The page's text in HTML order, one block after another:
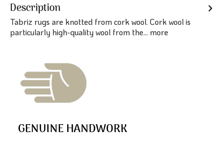
Description
Tabriz rugs are knotted from cork wool. Cork wool is
particularly high-quality wool from the... more
GENUINE HANDWORK